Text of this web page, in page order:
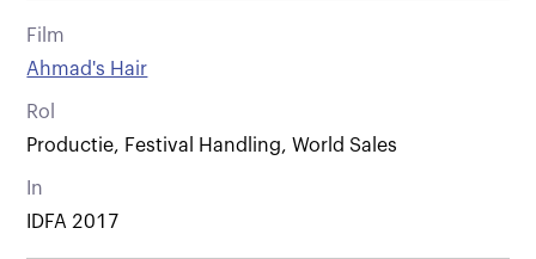
Film
Ahmad's Hair
Rol
Productie, Festival Handling, World Sales
In
IDFA 2017